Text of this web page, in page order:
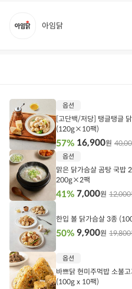
아임닭
상
품
정
보
담
기
옵션
[고단백/저당] 탱글탱글
(120g×10팩)
57% 16,900원
담
옵션
맑은 닭가슴살 곰탕 국밥
200g×2팩
12,000
41% 7,000원
담
한입 볼 닭가슴살 3종
19,800
50% 9,900원
옵션
바쁘닭 현미주먹밥 소불고
(100g x 10팩)